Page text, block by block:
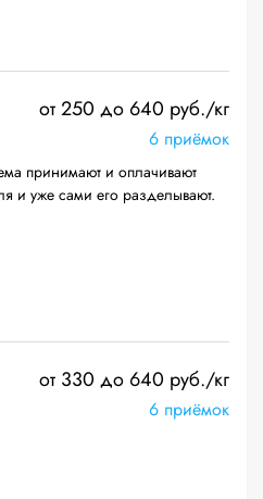
от 250 до 640 руб./кг
6 приёмок
принимают и оплачивают
и уже сами его разделывают.
от 330 до 640 руб./кг
6 приёмок